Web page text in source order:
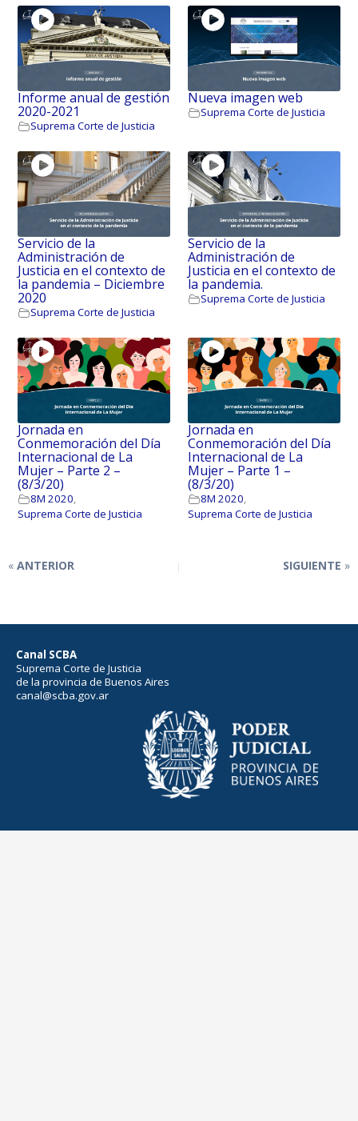
Informe anual de gestión
2020-2021
Suprema Corte de Justicia
Nueva imagen web
Suprema Corte de Justicia
Servicio de la
Administración de
Justicia en el contexto de
la pandemia – Diciembre
2020
Suprema Corte de Justicia
Servicio de la
Administración de
Justicia en el contexto de
la pandemia.
Suprema Corte de Justicia
Jornada en
Conmemoración del Día
Internacional de La
Mujer – Parte 2 –
(8/3/20)
8M 2020,
Suprema Corte de Justicia
Jornada en
Conmemoración del Día
Internacional de La
Mujer – Parte 1 –
(8/3/20)
8M 2020,
Suprema Corte de Justicia
ANTERIOR SIGUIENTE
Canal SCBA
Suprema Corte de Justicia
de la provincia de Buenos Aires
canal@scba.gov.ar